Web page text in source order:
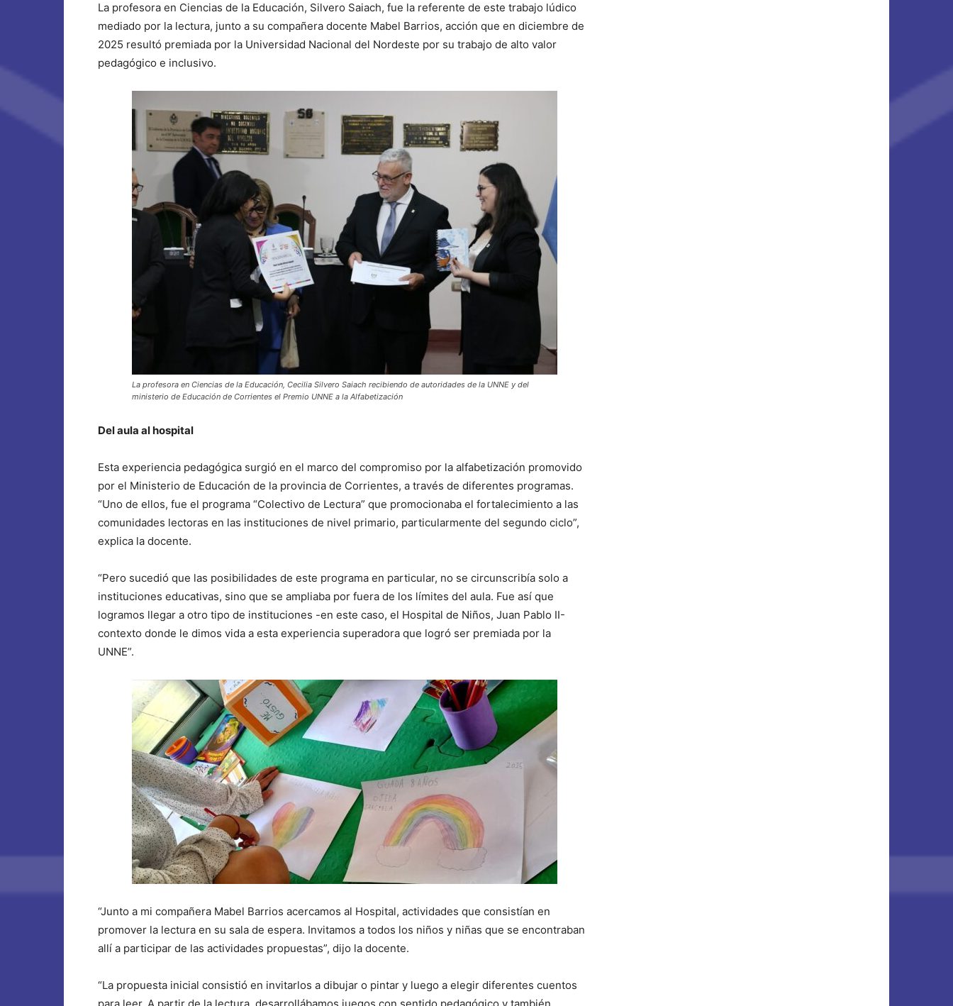
La profesora en Ciencias de la Educación, Silvero Saiach, fue la referente de este trabajo lúdico
mediado por la lectura, junto a su compañera docente Mabel Barrios, acción que en diciembre de
2025 resultó premiada por la Universidad Nacional del Nordeste por su trabajo de alto valor
pedagógico e inclusivo.
La profesora en Ciencias de la Educación, Cecilia Silvero Saiach recibiendo de autoridades de la UNNE y del
ministerio de Educación de Corrientes el Premio UNNE a la Alfabetización
Del aula al hospital
Esta experiencia pedagógica surgió en el marco del compromiso por la alfabetización promovido
por el Ministerio de Educación de la provincia de Corrientes, a través de diferentes programas.
“Uno de ellos, fue el programa “Colectivo de Lectura” que promocionaba el fortalecimiento a las
comunidades lectoras en las instituciones de nivel primario, particularmente del segundo ciclo”,
explica la docente.
“Pero sucedió que las posibilidades de este programa en particular, no se circunscribía solo a
instituciones educativas, sino que se ampliaba por fuera de los límites del aula. Fue así que
logramos llegar a otro tipo de instituciones -en este caso, el Hospital de Niños, Juan Pablo II-
contexto donde le dimos vida a esta experiencia superadora que logró ser premiada por la
UNNE”.
“Junto a mi compañera Mabel Barrios acercamos al Hospital, actividades que consistían en
promover la lectura en su sala de espera. Invitamos a todos los niños y niñas que se encontraban
allí a participar de las actividades propuestas”, dijo la docente.
“La propuesta inicial consistió en invitarlos a dibujar o pintar y luego a elegir diferentes cuentos